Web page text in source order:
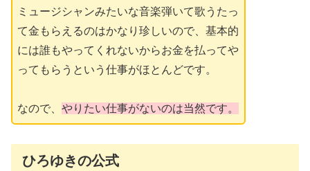
ミュージシャンみたいな音楽弾いて歌うたっ
て金もらえるのはかなり珍しいので、基本的
には誰もやってくれないからお金を払ってや
ってもらうという仕事がほとんどです。
なので、 やりたい仕事がないのは当然です。
ひろゆきの公式